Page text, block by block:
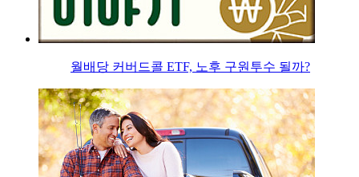
월배당 커버드콜 ETF, 노후 구원투수 될까?